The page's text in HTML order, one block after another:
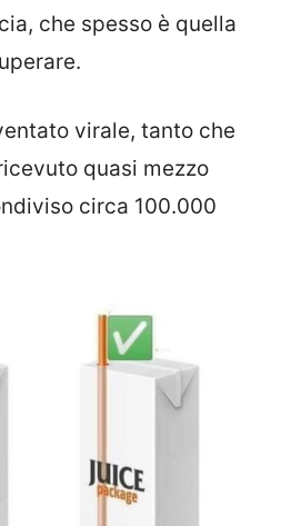
che spesso è quella
virale, tanto che
quasi mezzo
circa 100.000